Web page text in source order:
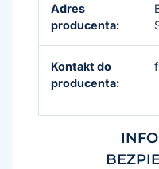
Adres
producenta:
Kontakt do
producenta: